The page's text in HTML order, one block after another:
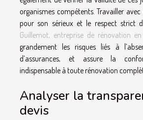
organismes compétents. Travailler
pour son sérieux et le respect strict
Guillemot, entreprise de rénovation
grandement les risques liés à
d’assurances, et assure la
indispensable à toute rénovation
Analyser la
devis